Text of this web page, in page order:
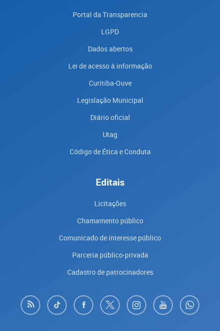
Portal da Transparencia
LGPD
Dados abertos
Lei de acesso à informação
Curitiba-Ouve
Legislação Municipal
Diário oficial
Utag
Código de Ética e Conduta
Editais
Licitações
Chamamento público
Comunicado de interesse público
Parceria público-privada
Cadastro de patrocinadores